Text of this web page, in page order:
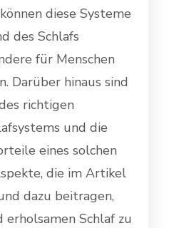
diese Systeme
des Schlafs
für Menschen
Darüber hinaus sind
richtigen
und die
eines solchen
die im Artikel
dazu beitragen,
erholsamen Schlaf zu